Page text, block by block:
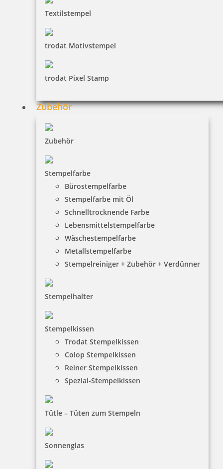
Textilstempel
trodat Motivstempel
trodat Pixel Stamp
Zubehör
Zubehör
Stempelfarbe
Bürostempelfarbe
Stempelfarbe mit Öl
Schnelltrocknende Farbe
Lebensmittelstempelfarbe
Wäschestempelfarbe
Metallstempelfarbe
Stempelreiniger + Zubehör + Verdünner
Stempelhalter
Stempelkissen
Trodat Stempelkissen
Colop Stempelkissen
Reiner Stempelkissen
Spezial-Stempelkissen
Tütle – Tüten zum Stempeln
Sonnenglas
Jetzt gestalten
Holzstempel Motiv mit Liebe selbstgemacht
22,04 €
Holzstempel Motiv original handgemacht
16,15 €